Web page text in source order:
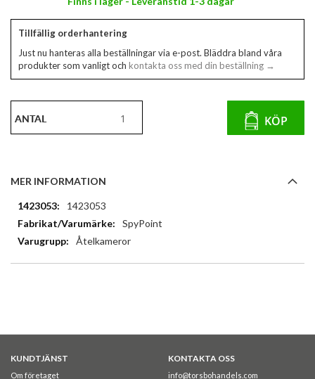
Tillfällig orderhantering
Just nu hanteras alla beställningar via e-post. Bläddra bland våra
produkter som vanligt och kontakta oss med din beställning →
ANTAL KÖP
MER INFORMATION
Mer
information
1423053
SpyPoint
Åtelkameror
KUNDTJÄNST
Om företaget
KONTAKTA OSS
info@torsbohandels.com